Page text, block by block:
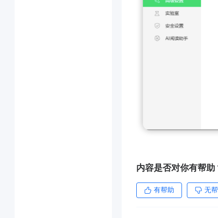
内容是否对你有帮助
有帮助 无